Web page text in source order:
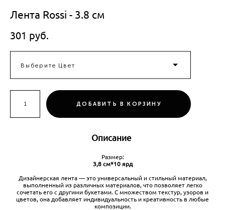
Лента Rossi - 3.8 см
301 pуб.
Выберите Цвет
ДОБАВИТЬ В КОРЗИНУ
Описание
Размер:
3,8 см*10 ярд
Дизайнерская лента — это универсальный и стильный материал,
выполненный из различных материалов, что позволяет легко
сочетать его с другими букетами. С множеством текстур, узоров и
цветов, она добавляет индивидуальность и креативность в любые
композиции.